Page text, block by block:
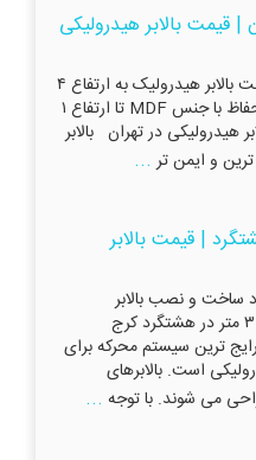
| قیمت بالابر هیدرولیکی
ساخت بالابر با حفاظ در تهران ساخت بالابر هیدرولیک به ارتفاع ۴
متر و توان ۳۰۰ کیلو گرم همراه با حفاظ با جنس MDF تا ارتفاع ۱
در تهران بالابر
و ایمن تر ...
| قیمت بالابر
ساخت و نصب بالابر
هیدرولیکی ۳۰۰ کیلوگرم در ارتفاع ۳ متر در هشتگرد کرج
ترین سیستم محرکه برای
است. بالابرهای
می شوند. با توجه ...